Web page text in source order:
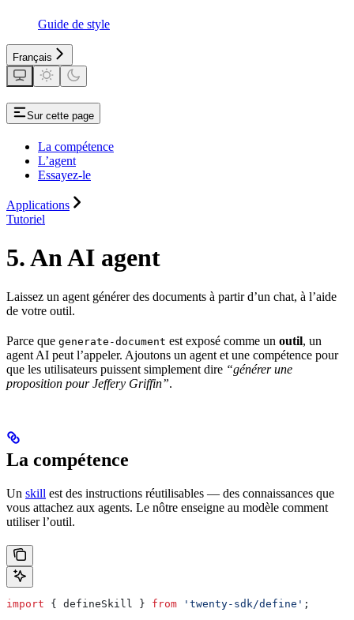
Guide de style
Français
Sur cette page
La compétence
L’agent
Essayez-le
Applications
Tutoriel
5. An AI agent
Laissez un agent générer des documents à partir d’un chat, à l’aide
de votre outil.
Parce que generate-document est exposé comme un outil, un
agent AI peut l’appeler. Ajoutons un agent et une compétence pour
que les utilisateurs puissent simplement dire “générer une
proposition pour Jeffery Griffin”.
La compétence
Un skill est des instructions réutilisables — des connaissances que
vous attachez aux agents. Le nôtre enseigne au modèle comment
utiliser l’outil.
import { defineSkill } from 'twenty-sdk/define' ;